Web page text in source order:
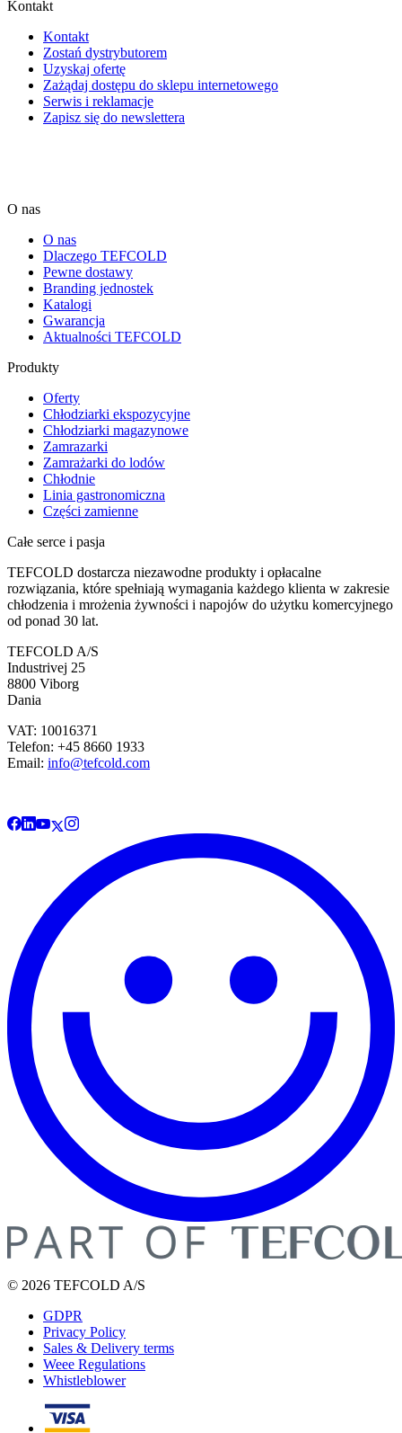
Kontakt
Kontakt
Zostań dystrybutorem
Uzyskaj ofertę
Zażądaj dostępu do sklepu internetowego
Serwis i reklamacje
Zapisz się do newslettera
O nas
O nas
Dlaczego TEFCOLD
Pewne dostawy
Branding jednostek
Katalogi
Gwarancja
Aktualności TEFCOLD
Produkty
Oferty
Chłodziarki ekspozycyjne
Chłodziarki magazynowe
Zamrazarki
Zamrażarki do lodów
Chłodnie
Linia gastronomiczna
Części zamienne
Całe serce i pasja
TEFCOLD dostarcza niezawodne produkty i opłacalne
rozwiązania, które spełniają wymagania każdego klienta w zakresie
chłodzenia i mrożenia żywności i napojów do użytku komercyjnego
od ponad 30 lat.
TEFCOLD A/S
Industrivej 25
8800 Viborg
Dania
VAT: 10016371
Telefon: +45 8660 1933
Email: info@tefcold.com
© 2026 TEFCOLD A/S
GDPR
Privacy Policy
Sales & Delivery terms
Weee Regulations
Whistleblower